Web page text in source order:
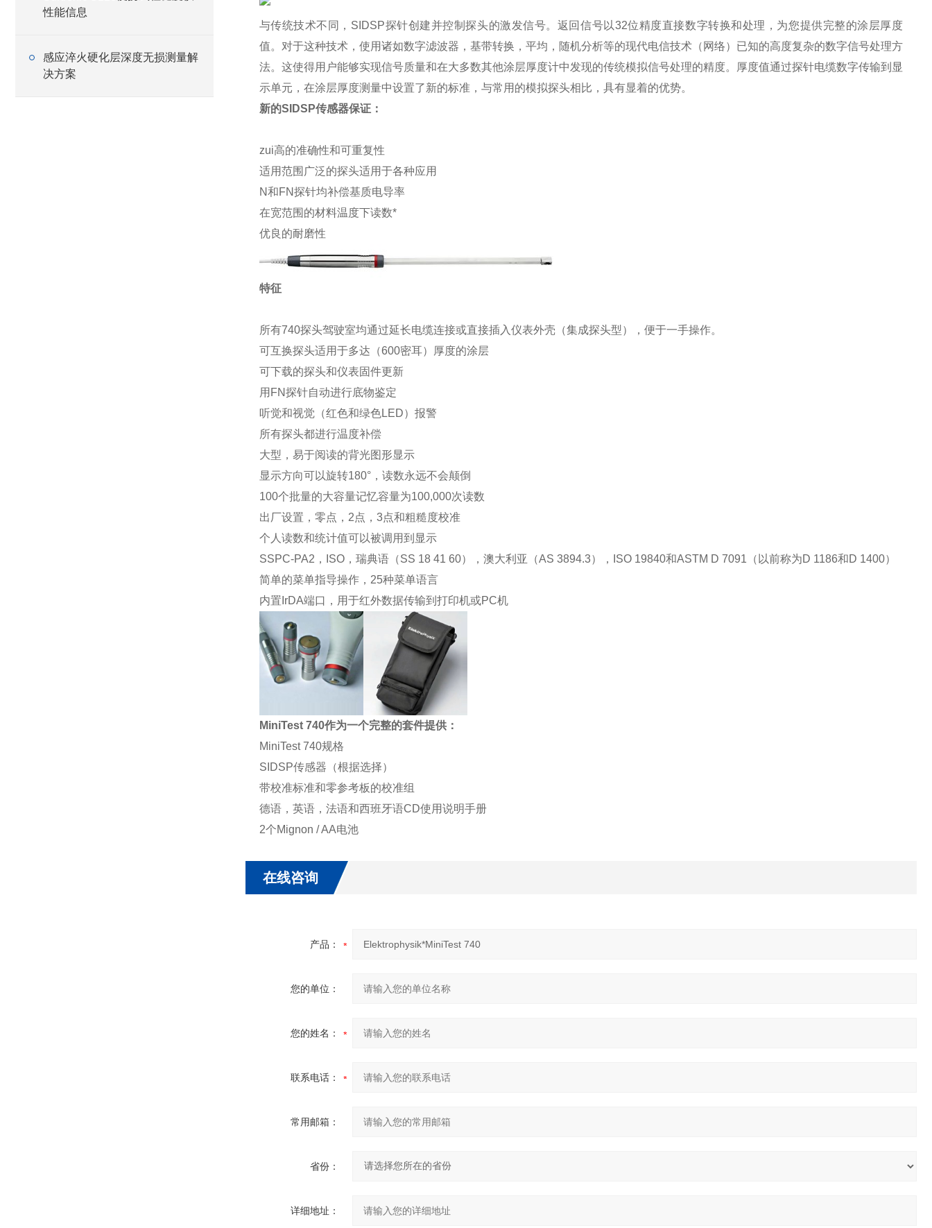
性能信息
感应淬火硬化层深度无损测量解
决方案
与传统技术不同，SIDSP探针创建并控制探头的激发信号。返回信号以32位精度直接数字转换和处理，为您提供完整的涂层厚度
值。对于这种技术，使用诸如数字滤波器，基带转换，平均，随机分析等的现代电信技术（网络）已知的高度复杂的数字信号处理方
法。这使得用户能够实现信号质量和在大多数其他涂层厚度计中发现的传统模拟信号处理的精度。厚度值通过探针电缆数字传输到显
示单元，在涂层厚度测量中设置了新的标准，与常用的模拟探头相比，具有显着的优势。
新的SIDSP传感器保证：
zui高的准确性和可重复性
适用范围广泛的探头适用于各种应用
N和FN探针均补偿基质电导率
在宽范围的材料温度下读数*
优良的耐磨性
特征
所有740探头驾驶室均通过延长电缆连接或直接插入仪表外壳（集成探头型），便于一手操作。
可互换探头适用于多达（600密耳）厚度的涂层
可下载的探头和仪表固件更新
用FN探针自动进行底物鉴定
听觉和视觉（红色和绿色LED）报警
所有探头都进行温度补偿
大型，易于阅读的背光图形显示
显示方向可以旋转180°，读数永远不会颠倒
100个批量的大容量记忆容量为100,000次读数
出厂设置，零点，2点，3点和粗糙度校准
个人读数和统计值可以被调用到显示
SSPC-PA2，ISO，瑞典语（SS 18 41 60），澳大利亚（AS 3894.3），ISO 19840和ASTM D 7091（以前称为D 1186和D 1400）
简单的菜单指导操作，25种菜单语言
内置IrDA端口，用于红外数据传输到打印机或PC机
MiniTest 740作为一个完整的套件提供：
MiniTest 740规格
SIDSP传感器（根据选择）
带校准标准和零参考板的校准组
德语，英语，法语和西班牙语CD使用说明手册
2个Mignon / AA电池
在线咨询
产品：
您的单位：
您的姓名：
联系电话：
常用邮箱：
省份：
详细地址：